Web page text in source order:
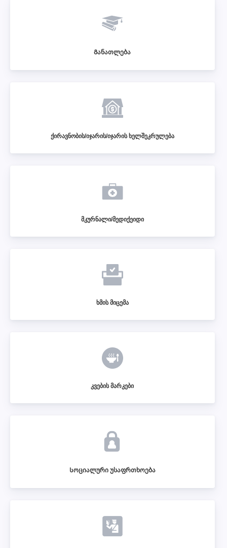
Განათლება
ქირავნობის/იჯარის/იჯარის ხელშეკრულება
მკურნალი/მედიქეიდი
ხმის მიცემა
კვების მარკები
Სოციალური უსაფრთხოება